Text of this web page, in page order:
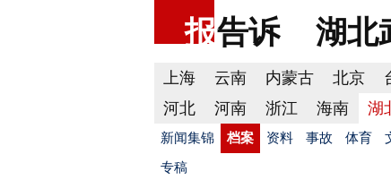
报告诉 湖北
上海 云南 内蒙古 北京
河北
河南 浙江 海南 湖
新闻集锦 档案 资料 事故 体育
专稿